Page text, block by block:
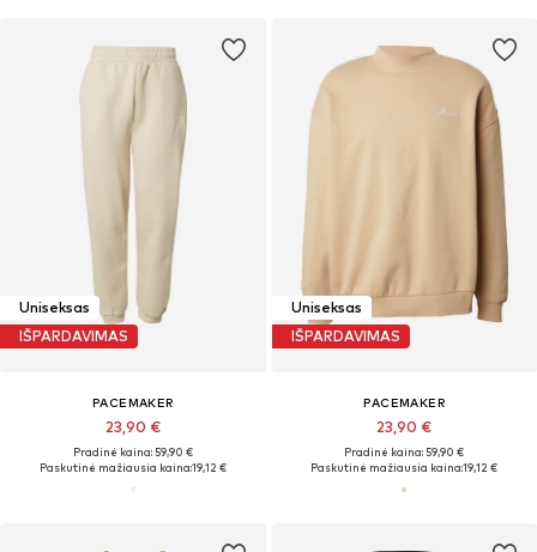
Uniseksas
IŠPARDAVIMAS
PACEMAKER
23,90 €
Pradinė kaina: 59,90 €
Paskutinė mažiausia kaina:19,12 €
Uniseksas
IŠPARDAVIMAS
PACEMAKER
23,90 €
Pradinė kaina: 59,90 €
Paskutinė mažiausia kaina:19,12 €